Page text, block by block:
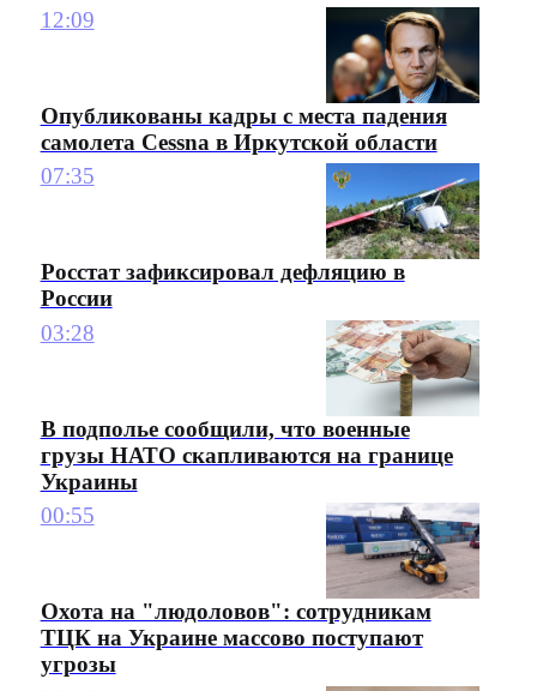
12:09
Опубликованы кадры с места падения
самолета Cessna в Иркутской области
07:35
Росстат зафиксировал дефляцию в
России
03:28
В подполье сообщили, что военные
грузы НАТО скапливаются на границе
Украины
00:55
Охота на "людоловов": сотрудникам
ТЦК на Украине массово поступают
угрозы